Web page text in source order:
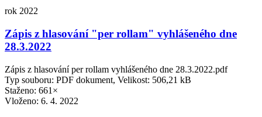
rok 2022
Zápis z hlasování "per rollam" vyhlášeného dne
28.3.2022
Zápis z hlasování per rollam vyhlášeného dne 28.3.2022.pdf
Typ souboru: PDF dokument, Velikost: 506,21 kB
Staženo: 661×
Vloženo: 6. 4. 2022